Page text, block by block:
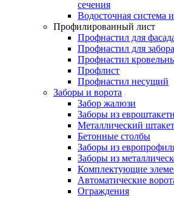
сечения
Водосточная система
Профилированный лист
Профнастил для
Профнастил для забора
Профнастил
Профлист
Профнастил несущий
Заборы и ворота
Забор жалюзи
Заборы из
Металлический
Бетонные столбы
Заборы из
Заборы из
Комплектующие
Автоматические
Ограждения